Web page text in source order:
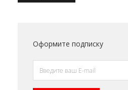
Оформите подписку